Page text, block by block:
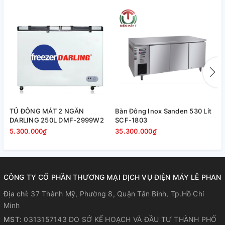
TỦ ĐÔNG MÁT 2 NGĂN
DARLING 250L DMF-2999W2
5.300.000₫
Bàn Đông Inox Sanden 530 Lít
SCF-1803
35.300.000₫
CÔNG TY CỔ PHẦN THƯƠNG MẠI DỊCH VỤ ĐIỆN MÁY LÊ PHAN
Địa chỉ: 37 Thành Mỹ, Phường 8, Quận Tân Bình, Tp.Hồ Chí
Minh
MST: 0313157143 DO SỞ KẾ HOẠCH VÀ ĐẦU TƯ THÀNH PHỐ